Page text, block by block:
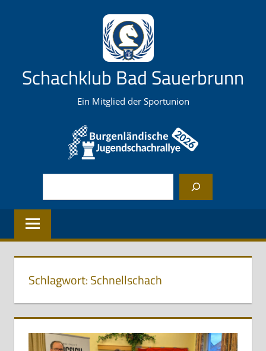
Schachklub Bad Sauerbrunn
Ein Mitglied der Sportunion
Schlagwort:Schnellschach